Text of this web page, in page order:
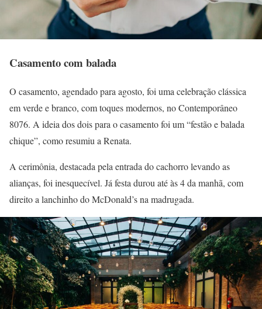
Casamento com balada
O casamento, agendado para agosto, foi uma celebração clássica
em verde e branco, com toques modernos, no Contemporâneo
8076. A ideia dos dois para o casamento foi um “festão e balada
chique”, como resumiu a Renata.
A cerimônia, destacada pela entrada do cachorro levando as
alianças, foi inesquecível. Já festa durou até às 4 da manhã, com
direito a lanchinho do McDonald’s na madrugada.